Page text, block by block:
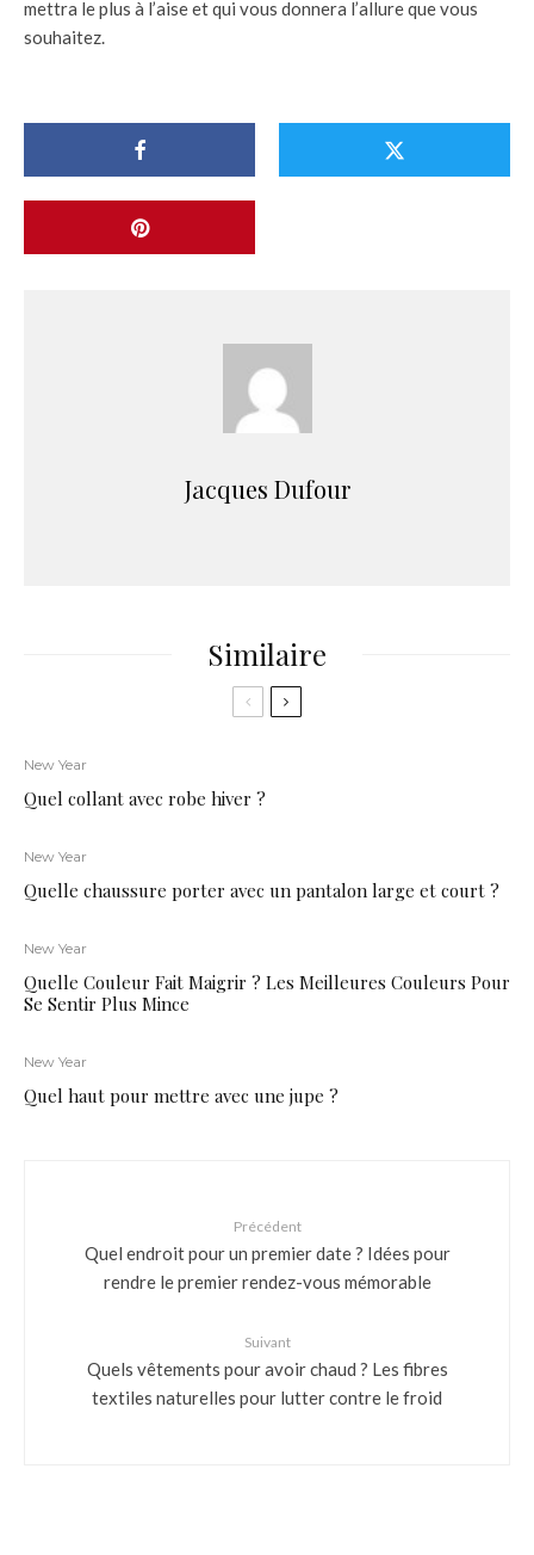
mettra le plus à l’aise et qui vous donnera l’allure que vous
souhaitez.
Jacques Dufour
Similaire
New Year
Quel collant avec robe hiver ?
New Year
Quelle chaussure porter avec un pantalon large et court ?
New Year
Quelle Couleur Fait Maigrir ? Les Meilleures Couleurs Pour
Se Sentir Plus Mince
New Year
Quel haut pour mettre avec une jupe ?
Précédent
Quel endroit pour un premier date ? Idées pour
rendre le premier rendez-vous mémorable
Suivant
Quels vêtements pour avoir chaud ? Les fibres
textiles naturelles pour lutter contre le froid